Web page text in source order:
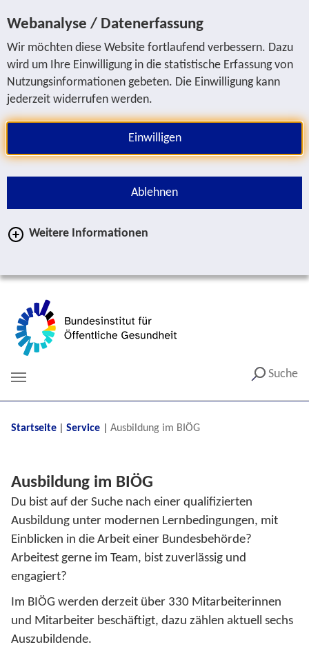
Webanalyse / Datenerfassung
Wir möchten diese Website fortlaufend verbessern. Dazu
wird um Ihre Einwilligung in die statistische Erfassung von
Nutzungsinformationen gebeten. Die Einwilligung kann
jederzeit widerrufen werden.
Einwilligen
Ablehnen
Weitere Informationen
Suche
You are here:
Startseite Service Ausbildung im BIÖG
Ausbildung im BIÖG
Du bist auf der Suche nach einer qualifizierten
Ausbildung unter modernen Lernbedingungen, mit
Einblicken in die Arbeit einer Bundesbehörde?
Arbeitest gerne im Team, bist zuverlässig und
engagiert?
Im BIÖG werden derzeit über 330 Mitarbeiterinnen
und Mitarbeiter beschäftigt, dazu zählen aktuell sechs
Auszubildende.